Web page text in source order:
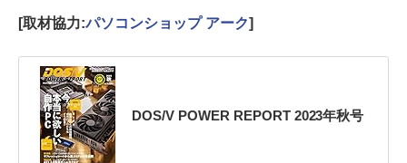
[取材協力:パソコンショップ アーク]
DOS/V POWER REPORT 2023年秋号